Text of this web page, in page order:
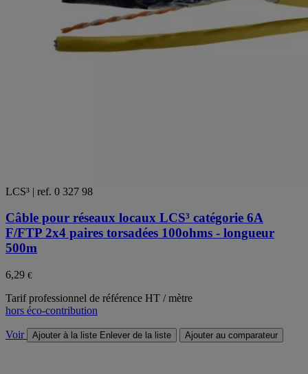
LCS³ | ref. 0 327 98
Câble pour réseaux locaux LCS³ catégorie 6A
F/FTP 2x4 paires torsadées 100ohms - longueur
500m
6,29 €
Tarif professionnel de référence HT / mètre
hors éco-contribution
Voir Ajouter à la liste Enlever de la liste Ajouter au comparateur